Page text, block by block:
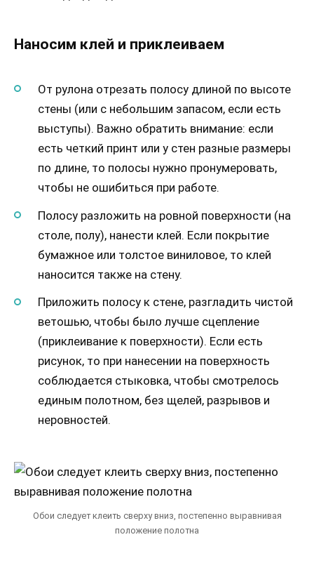
Наносим клей и приклеиваем
От рулона отрезать полосу длиной по высоте
стены (или с небольшим запасом, если есть
выступы). Важно обратить внимание: если
есть четкий принт или у стен разные размеры
по длине, то полосы нужно пронумеровать,
чтобы не ошибиться при работе.
Полосу разложить на ровной поверхности (на
столе, полу), нанести клей. Если покрытие
бумажное или толстое виниловое, то клей
наносится также на стену.
Приложить полосу к стене, разгладить чистой
ветошью, чтобы было лучше сцепление
(приклеивание к поверхности). Если есть
рисунок, то при нанесении на поверхность
соблюдается стыковка, чтобы смотрелось
единым полотном, без щелей, разрывов и
неровностей.
Обои следует клеить сверху вниз, постепенно выравнивая
положение полотна